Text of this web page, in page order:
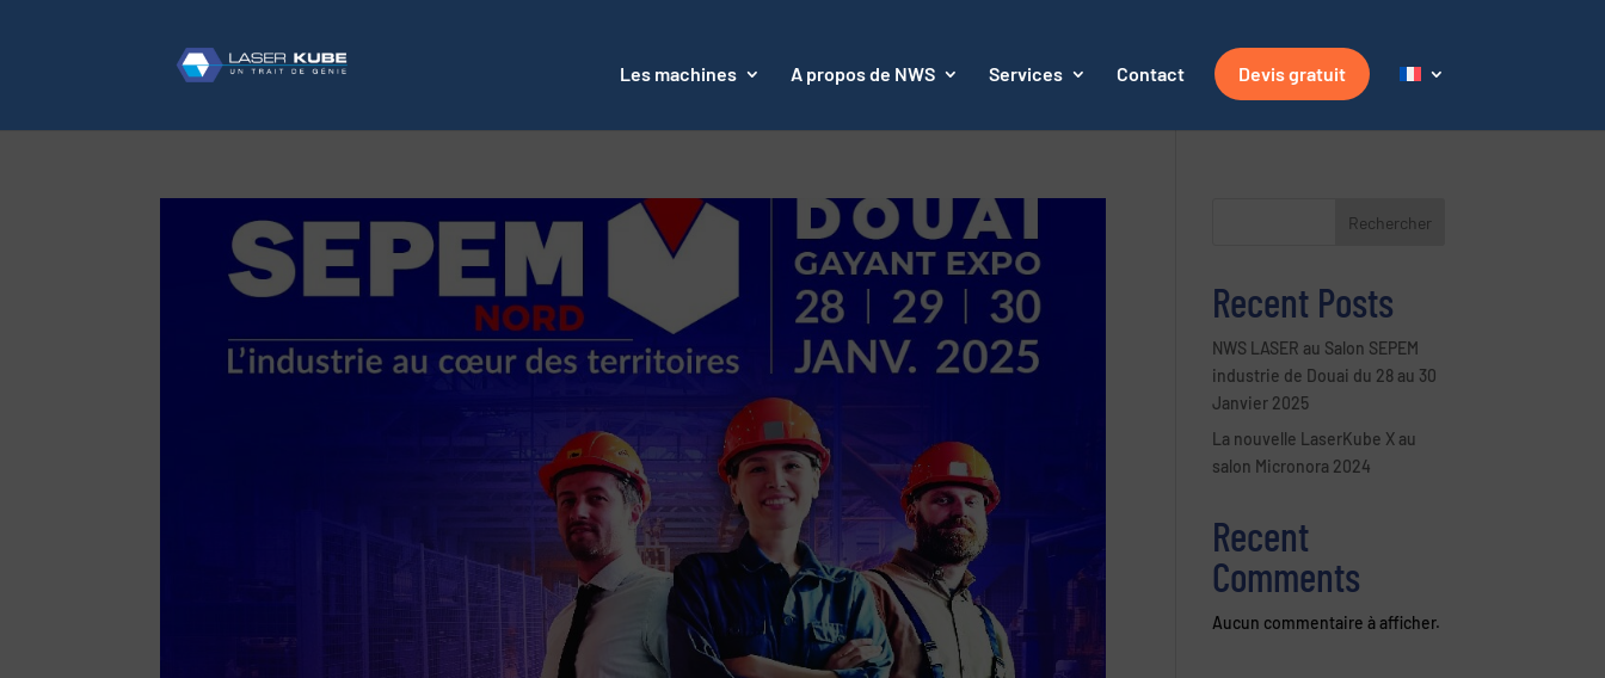
Les machines A propos de NWS Services Contact Devis gratuit
Rechercher
Recent Posts
NWS LASER au Salon SEPEM
industrie de Douai du 28 au 30
Janvier 2025
La nouvelle LaserKube X au
salon Micronora 2024
Recent
Comments
Aucun commentaire à afficher.